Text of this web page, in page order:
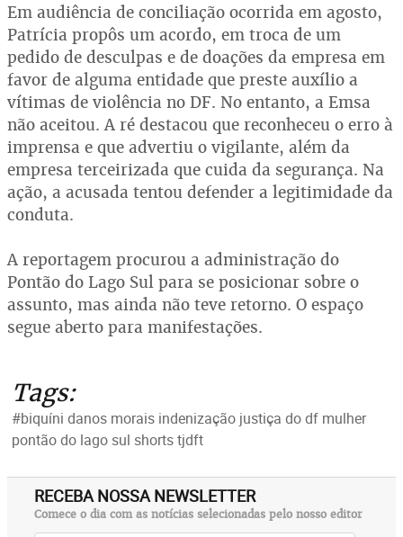
Em audiência de conciliação ocorrida em agosto,
Patrícia propôs um acordo, em troca de um
pedido de desculpas e de doações da empresa em
favor de alguma entidade que preste auxílio a
vítimas de violência no DF. No entanto, a Emsa
não aceitou. A ré destacou que reconheceu o erro à
imprensa e que advertiu o vigilante, além da
empresa terceirizada que cuida da segurança. Na
ação, a acusada tentou defender a legitimidade da
conduta.
A reportagem procurou a administração do
Pontão do Lago Sul para se posicionar sobre o
assunto, mas ainda não teve retorno. O espaço
segue aberto para manifestações.
Tags:
#biquíni danos morais indenização justiça do df mulher
pontão do lago sul shorts tjdft
RECEBA NOSSA NEWSLETTER
Comece o dia com as notícias selecionadas pelo nosso editor